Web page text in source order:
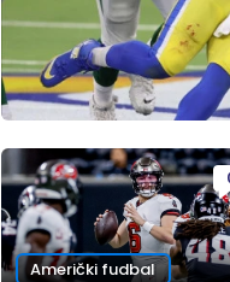
Američki fudbal